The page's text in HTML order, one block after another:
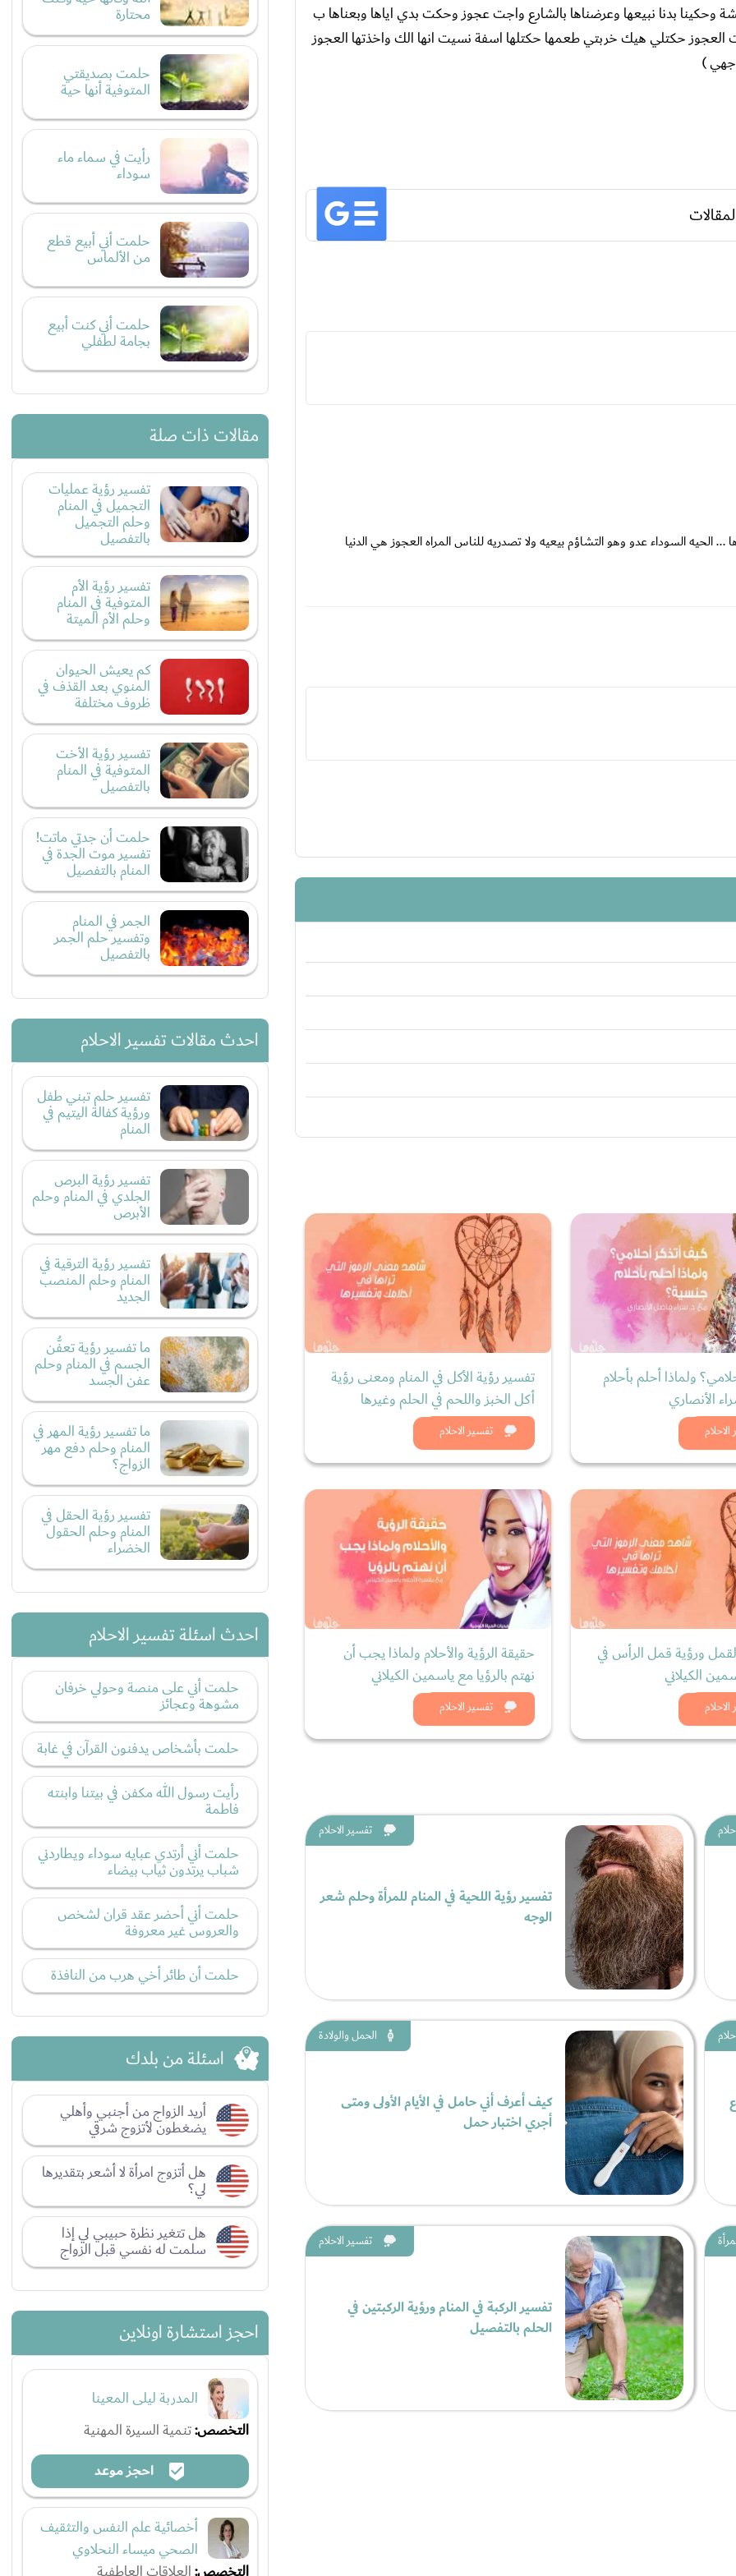
بدنا نبيعها وعرضناها بالشارع واجت عجوز وحكت بدي اياها وبعناها ب
العجوز حكتلي هيك خربتي طعمها حكتلها اسفة نسيت انها الك واخذتها العجوز
)
الحيه السوداء عدو وهو التشاؤم بيعيه ولا تصدريه للناس المراه العجوز هي الدنيا
ولماذا أحلم بأحلام
الأنصاري
الان
تفسير الاحلام
تفسير رؤية الأكل في المنام ومعنى رؤية
أكل الخبز واللحم في الحلم وغيرها
شاهد الان
ورؤية قمل الرأس في
الكيلاني
الان
تفسير الاحلام
حقيقة الرؤية والأحلام ولماذا يجب أن
نهتم بالرؤيا مع ياسمين الكيلاني
شاهد الان
تفسير الاحلام
تفسير رؤية اللحية في المنام للمرأة وحلم شعر
الوجه
الحمل والولادة
كيف أعرف أني حامل في الأيام الأولى ومتى
أجري اختبار حمل
تفسير الاحلام
تفسير الركبة في المنام ورؤية الركبتين في
الحلم بالتفصيل
محتارة
حلمت بصديقتي
المتوفية أنها حية
رأيت في سماء ماء
سوداء
حلمت أني أبيع قطع
من الألماس
حلمت أني كنت أبيع
بجامة لطفلي
مقالات ذات صلة
تفسير رؤية عمليات
التجميل في المنام
وحلم التجميل
بالتفصيل
تفسير رؤية الأم
المتوفية في المنام
وحلم الأم الميتة
كم يعيش الحيوان
المنوي بعد القذف في
ظروف مختلفة
تفسير رؤية الأخت
المتوفية في المنام
بالتفصيل
حلمت أن جدتي ماتت!
تفسير موت الجدة في
المنام بالتفصيل
الجمر في المنام
وتفسير حلم الجمر
بالتفصيل
احدث مقالات تفسير الاحلام
تفسير حلم تبني طفل
ورؤية كفالة اليتيم في
المنام
تفسير رؤية البرص
الجلدي في المنام وحلم
الأبرص
تفسير رؤية الترقية في
المنام وحلم المنصب
الجديد
ما تفسير رؤية تعفُّن
الجسم في المنام وحلم
عفن الجسد
ما تفسير رؤية المهر في
المنام وحلم دفع مهر
الزواج؟
تفسير رؤية الحقل في
المنام وحلم الحقول
الخضراء
احدث اسئلة تفسير الاحلام
حلمت أني على منصة وحولي خرفان
مشوهة وعجائز
حلمت بأشخاص يدفنون القرآن في غابة
رأيت رسول الله مكفن في بيتنا وابنته
فاطمة
حلمت أني أرتدي عبايه سوداء ويطاردني
شباب يرتدون ثياب بيضاء
حلمت أني أحضر عقد قران لشخص
والعروس غير معروفة
حلمت أن طائر أخي هرب من النافذة
اسئلة من بلدك
أريد الزواج من أجنبي وأهلي
يضغطون لأتزوج شرقي
هل أتزوج امرأة لا أشعر بتقديرها
لي؟
هل تتغير نظرة حبيبي لي إذا
سلمت له نفسي قبل الزواج
احجز استشارة اونلاين
المدربة ليلى المعينا
التخصص:تنمية السيرة المهنية
احجز موعد
أخصائية علم النفس والتثقيف
الصحي ميساء النحلاوي
التخصص:العلاقات العاطفية